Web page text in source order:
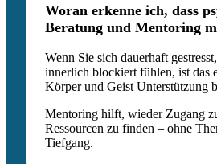
Woran erkenne ich, dass
Beratung und Mentoring
Wenn Sie sich dauerhaft
innerlich blockiert fühlen, ist das
Körper und Geist Unterstützung
Mentoring hilft, wieder Zugang
Ressourcen zu finden – ohne
Tiefgang.